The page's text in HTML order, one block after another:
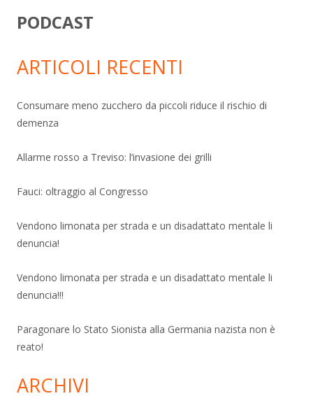
PODCAST
ARTICOLI RECENTI
Consumare meno zucchero da piccoli riduce il rischio di
demenza
Allarme rosso a Treviso: l’invasione dei grilli
Fauci: oltraggio al Congresso
Vendono limonata per strada e un disadattato mentale li
denuncia!
Vendono limonata per strada e un disadattato mentale li
denuncia!!!
Paragonare lo Stato Sionista alla Germania nazista non è
reato!
ARCHIVI